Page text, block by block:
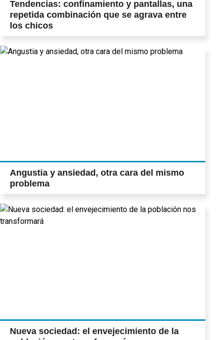
Tendencias: confinamiento y pantallas, una
repetida combinación que se agrava entre
los chicos
Angustia y ansiedad, otra cara del mismo
problema
Nueva sociedad: el envejecimiento de la